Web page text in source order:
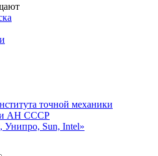
точной механики
АН СССР
Унипро, Sun, Intel»